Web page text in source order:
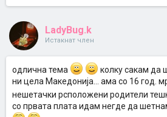
LadyBug.k
Истакнат член
одлична тема
колку сакам да
ни цела Македонија... ама со 16 год.
нешетачки рсположени родители
со првата плата идам негде да